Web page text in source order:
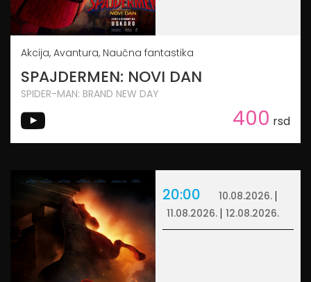
Akcija, Avantura, Naučna fantastika
SPAJDERMEN: NOVI DAN
SPIDER-MAN: BRAND NEW DAY
400 rsd
20:00
10.08.2026.
11.08.2026.
12.08.2026.